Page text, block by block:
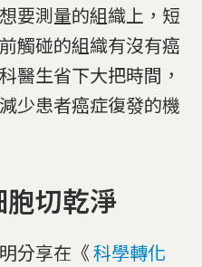
要測量的組織上，短
觸碰的組織有沒有癌
醫生省下大把時間，
少患者癌症復發的機
切乾淨
分享在《科學轉化